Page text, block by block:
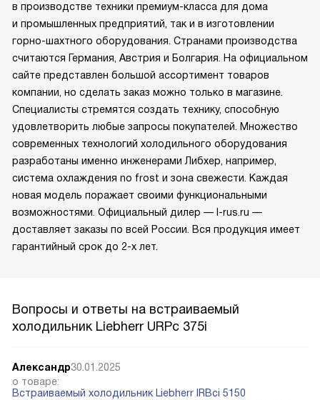
в производстве техники премиум-класса для дома
и промышленных предприятий, так и в изготовлении
горно-шахтного оборудования. Странами производства
считаются Германия, Австрия и Болгария. На официальном
сайте представлен большой ассортимент товаров
компании, но сделать заказ можно только в магазине.
Специалисты стремятся создать технику, способную
удовлетворить любые запросы покупателей. Множество
современных технологий холодильного оборудования
разработаны именно инженерами Либхер, например,
система охлаждения no frost и зона свежести. Каждая
новая модель поражает своими функциональными
возможностями. Официальный дилер — l-rus.ru —
доставляет заказы по всей России. Вся продукция имеет
гарантийный срок до 2-х лет.
Вопросы и ответы на встраиваемый
холодильник Liebherr URPc 375i
Александр30.01.2025
о товаре:
Встраиваемый холодильник Liebherr IRBci 5150